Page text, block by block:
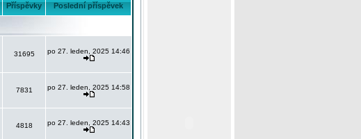
Příspěvky Poslední příspěvek
31695 po 27. leden, 2025 14:46
7831 po 27. leden, 2025 14:58
4818 po 27. leden, 2025 14:43